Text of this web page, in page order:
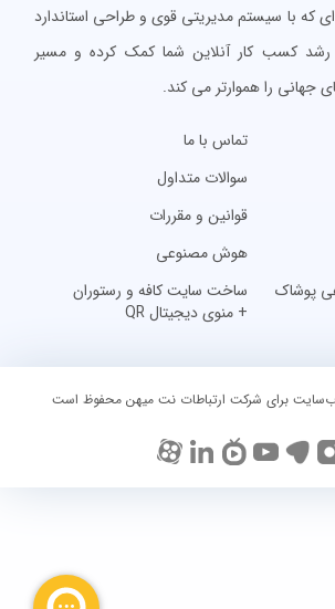
که با سیستم مدیریتی قوی و طراحی استاندارد
رشد کسب کار آنلاین شما کمک کرده و مسیر
جهانی را هموارتر می کند.
تماس با ما
سوالات متداول
قوانین و مقررات
هوش مصنوعی
پوشاک
ساخت سایت کافه و رستوران
+ منوی دیجیتال QR
برای شرکت ارتباطات نت میهن محفوظ است